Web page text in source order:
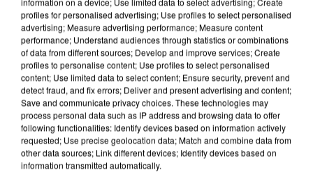
APRÈS TOUTES CES CANICULES, LES REFUGES
DE FAUNE SAUVAGE SONT...
profiles for personalised advertising; Use profiles to select personalised
advertising; Measure advertising performance; Measure content
performance; Understand audiences through statistics or combinations
of data from different sources; Develop and improve services; Create
profiles to personalise content; Use profiles to select personalised
content; Use limited data to select content; Ensure security, prevent and
detect fraud, and fix errors; Deliver and present advertising and content;
Save and communicate privacy choices. These technologies may
process personal data such as IP address and browsing data to offer
following functionalities: Identify devices based on information actively
requested; Use precise geolocation data; Match and combine data from
other data sources; Link different devices; Identify devices based on
information transmitted automatically.